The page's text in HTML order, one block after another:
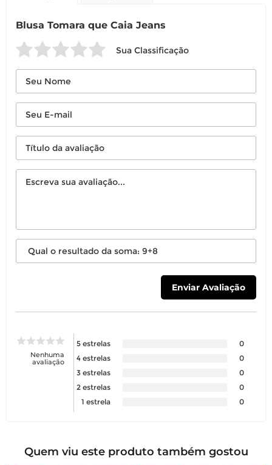
Blusa Tomara que Caia Jeans
Sua Classificação
Nenhuma
avaliação
5 estrelas
0
4 estrelas
0
3 estrelas
0
2 estrelas
0
1 estrela
0
Quem viu este produto também gostou